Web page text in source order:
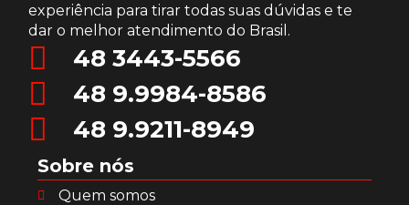
experiência para tirar todas suas dúvidas e te
dar o melhor atendimento do Brasil.
48 3443-5566
48 9.9984-8586
48 9.9211-8949
Sobre nós
Quem somos